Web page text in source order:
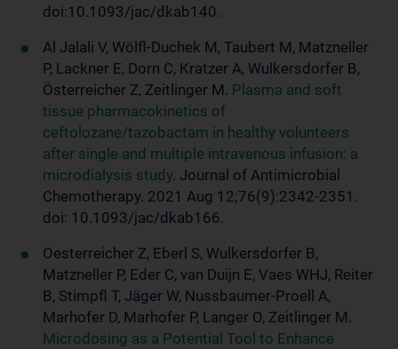
doi:10.1093/jac/dkab140.
Al Jalali V, Wölfl-Duchek M, Taubert M, Matzneller
P, Lackner E, Dorn C, Kratzer A, Wulkersdorfer B,
Österreicher Z, Zeitlinger M. Plasma and soft
tissue pharmacokinetics of
ceftolozane/tazobactam in healthy volunteers
after single and multiple intravenous infusion: a
microdialysis study. Journal of Antimicrobial
Chemotherapy. 2021 Aug 12;76(9):2342-2351.
doi: 10.1093/jac/dkab166.
Oesterreicher Z, Eberl S, Wulkersdorfer B,
Matzneller P, Eder C, van Duijn E, Vaes WHJ, Reiter
B, Stimpfl T, Jäger W, Nussbaumer-Proell A,
Marhofer D, Marhofer P, Langer O, Zeitlinger M.
Microdosing as a Potential Tool to Enhance